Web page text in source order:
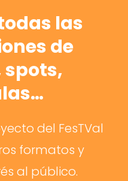
las
de
spots,
del FesTVal
formatos y
al público.